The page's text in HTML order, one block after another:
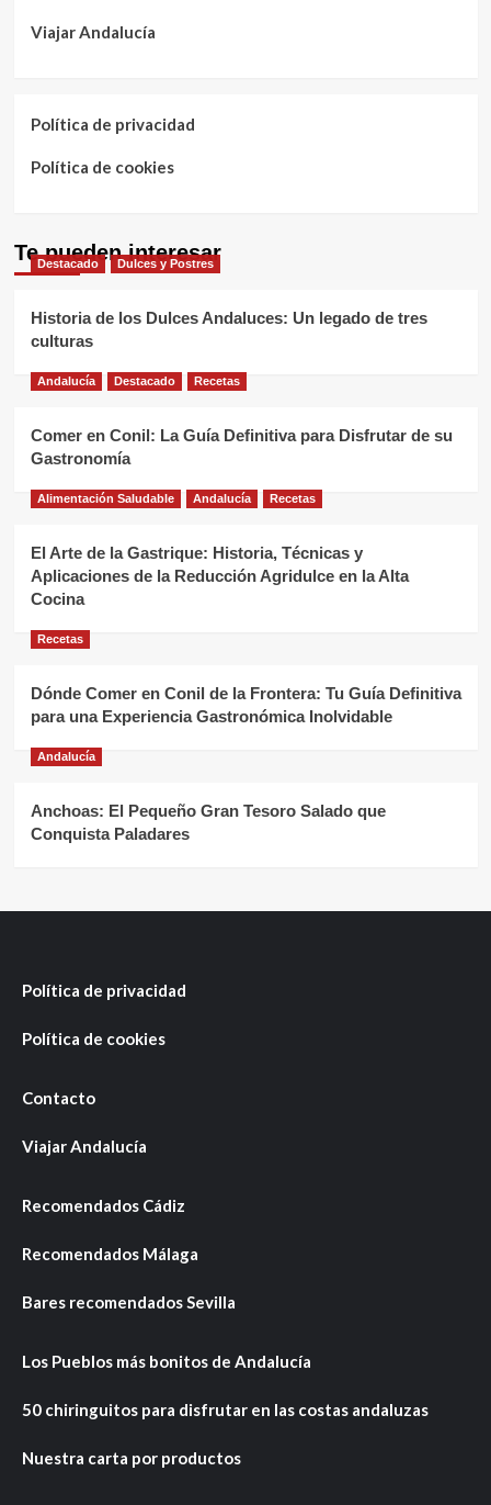
Viajar Andalucía
Política de privacidad
Política de cookies
Te pueden interesar
Destacado Dulces y Postres
Historia de los Dulces Andaluces: Un legado de tres
culturas
Andalucía Destacado Recetas
Comer en Conil: La Guía Definitiva para Disfrutar de su
Gastronomía
Alimentación Saludable Andalucía Recetas
El Arte de la Gastrique: Historia, Técnicas y
Aplicaciones de la Reducción Agridulce en la Alta
Cocina
Recetas
Dónde Comer en Conil de la Frontera: Tu Guía Definitiva
para una Experiencia Gastronómica Inolvidable
Andalucía
Anchoas: El Pequeño Gran Tesoro Salado que
Conquista Paladares
Política de privacidad
Política de cookies
Contacto
Viajar Andalucía
Recomendados Cádiz
Recomendados Málaga
Bares recomendados Sevilla
Los Pueblos más bonitos de Andalucía
50 chiringuitos para disfrutar en las costas andaluzas
Nuestra carta por productos